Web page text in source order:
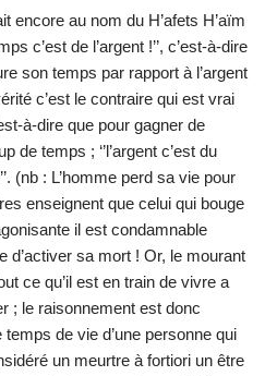
encore au nom du H’afets H’aïm
c’est de l’argent !’’, c’est-à-dire
son temps par rapport à l’argent
c’est le contraire qui est vrai
à-dire que pour gagner de
de temps ; ‘’l’argent c’est du
(nb : L’homme perd sa vie pour
enseignent que celui qui bouge
il est condamnable
d’activer sa mort ! Or, le mourant
ce qu’il est en train de vivre a
; le raisonnement est donc
de vie d’une personne qui
un meurtre à fortiori un être